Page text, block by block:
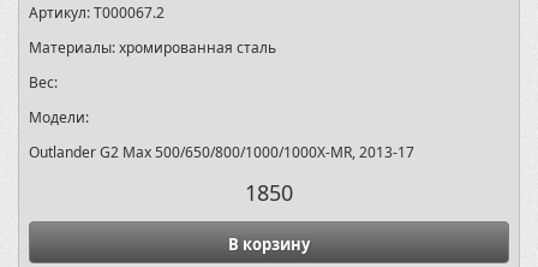
Артикул:T000067.2
Материалы:хромированная сталь
Вес:
Модели:
Outlander G2 Max 500/650/800/1000/1000X-MR, 2013-17
1850
В корзину